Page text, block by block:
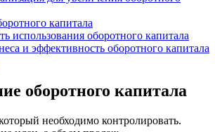
капитала
использования оборотного капитала
и эффективность оборотного капитала
оборотного капитала
необходимо контролировать.